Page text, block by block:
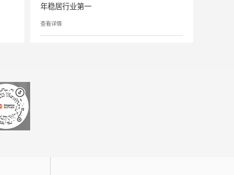
年稳居行业第一
查看详情